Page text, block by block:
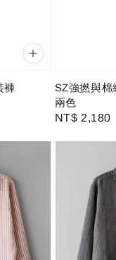
褲
SZ強撚與棉
兩色
Regular
NT$ 2,180